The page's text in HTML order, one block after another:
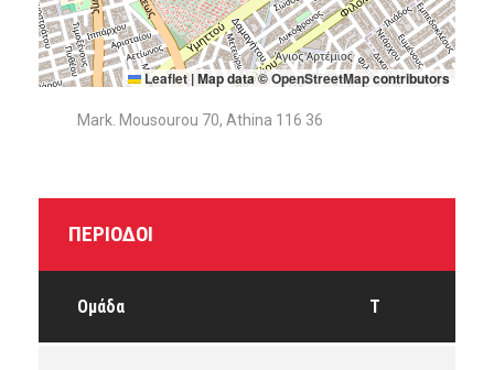
Leaflet |Map data ©OpenStreetMapcontributors
Mark. Mousourou 70, Athina 116 36
ΠΕΡΊΟΔΟΙ
Ομάδα T